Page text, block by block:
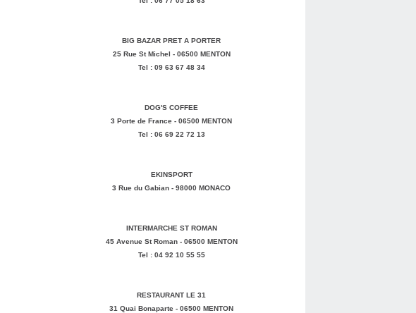
BIG BAZAR PRET A PORTER
25 Rue St Michel - 06500 MENTON
Tel : 09 63 67 48 34
DOG'S COFFEE
3 Porte de France - 06500 MENTON
Tel : 06 69 22 72 13
EKINSPORT
3 Rue du Gabian - 98000 MONACO
INTERMARCHE ST ROMAN
45 Avenue St Roman - 06500 MENTON
Tel : 04 92 10 55 55
RESTAURANT LE 31
31 Quai Bonaparte - 06500 MENTON